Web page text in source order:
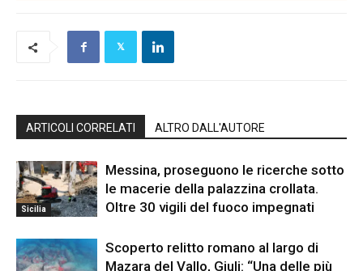
ARTICOLI CORRELATI ALTRO DALL'AUTORE
Sicilia
Messina, proseguono le ricerche sotto
le macerie della palazzina crollata.
Oltre 30 vigili del fuoco impegnati
Scoperto relitto romano al largo di
Mazara del Vallo, Giuli: “Una delle più